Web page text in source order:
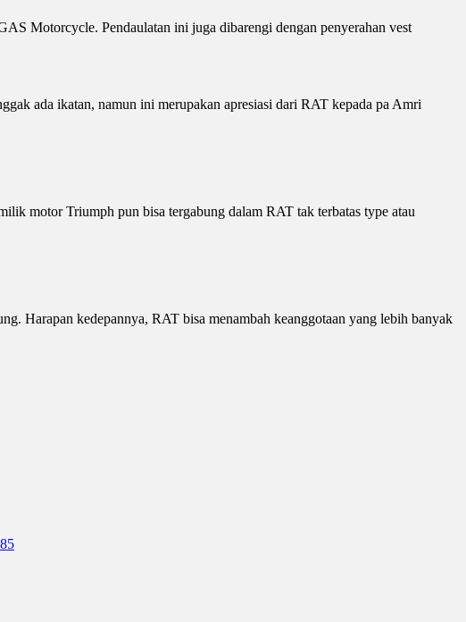
Motorcycle. Pendaulatan ini juga dibarengi dengan penyerahan vest
ada ikatan, namun ini merupakan apresiasi dari RAT kepada pa Amri
motor Triumph pun bisa tergabung dalam RAT tak terbatas type atau
Harapan kedepannya, RAT bisa menambah keanggotaan yang lebih banyak